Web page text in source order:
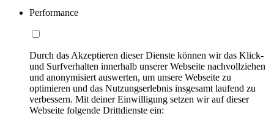
Performance
Durch das Akzeptieren dieser Dienste können wir das Klick-
und Surfverhalten innerhalb unserer Webseite nachvollziehen
und anonymisiert auswerten, um unsere Webseite zu
optimieren und das Nutzungserlebnis insgesamt laufend zu
verbessern. Mit deiner Einwilligung setzen wir auf dieser
Webseite folgende Drittdienste ein: